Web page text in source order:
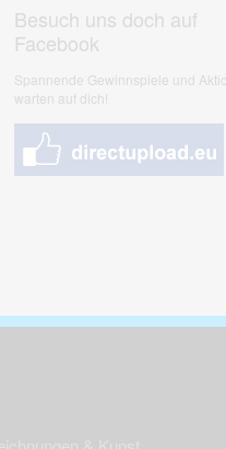
Besuch uns doch auf
Facebook
Spannende Gewinnspiele und
warten auf dich!